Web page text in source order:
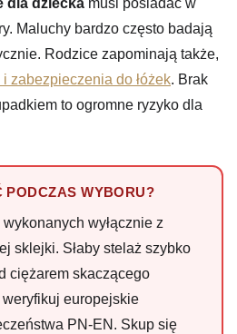
dla dziecka musi posiadać w
Maluchy bardzo często badają
Rodzice zapominają także,
i zabezpieczenia do łóżek. Brak
to ogromne ryzyko dla
PODCZAS WYBORU?
wyłącznie z
sklejki. Słaby stelaż szybko
ciężarem skaczącego
europejskie
PN-EN. Skup się